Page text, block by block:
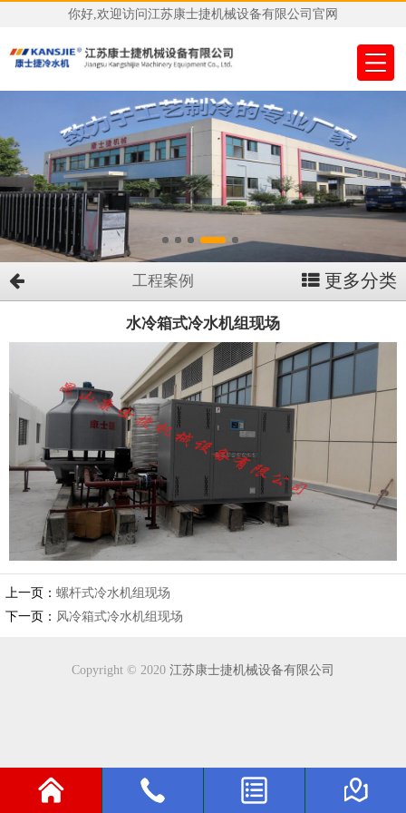
你好,欢迎访问江苏康士捷机械设备有限公司官网
工程案例 更多分类
水冷箱式冷水机组现场
上一页：螺杆式冷水机组现场
下一页： 风冷箱式冷水机组现场
Copyright © 2020 江苏康士捷机械设备有限公司